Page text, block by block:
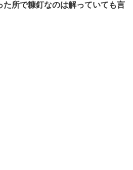
た所で糠釘なのは解っていても言